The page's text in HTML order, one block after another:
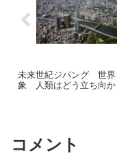
未来世紀ジパング 世界
象 人類はどう立ち向か
コメント